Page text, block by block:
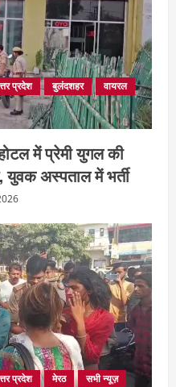
प्रदेश बुलंदशहर
वायरल
में प्रेमी युगल की
युवक अस्पताल में भर्ती
प्रदेश मेरठ सभी न्यूज़